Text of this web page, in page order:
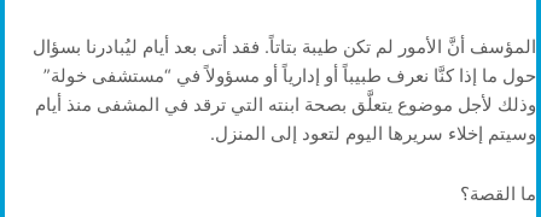
المؤسف أنَّ الأمور لم تكن طيبة بتاتاً. فقد أتى بعد أيام ليُبادرنا بسؤال
حول ما إذا كنَّا نعرف طبيباً أو إدارياً أو مسؤولاً في “مستشفى خولة”
وذلك لأجل موضوع يتعلَّق بصحة ابنته التي ترقد في المشفى منذ أيام
وسيتم إخلاء سريرها اليوم لتعود إلى المنزل.
ما القصة؟